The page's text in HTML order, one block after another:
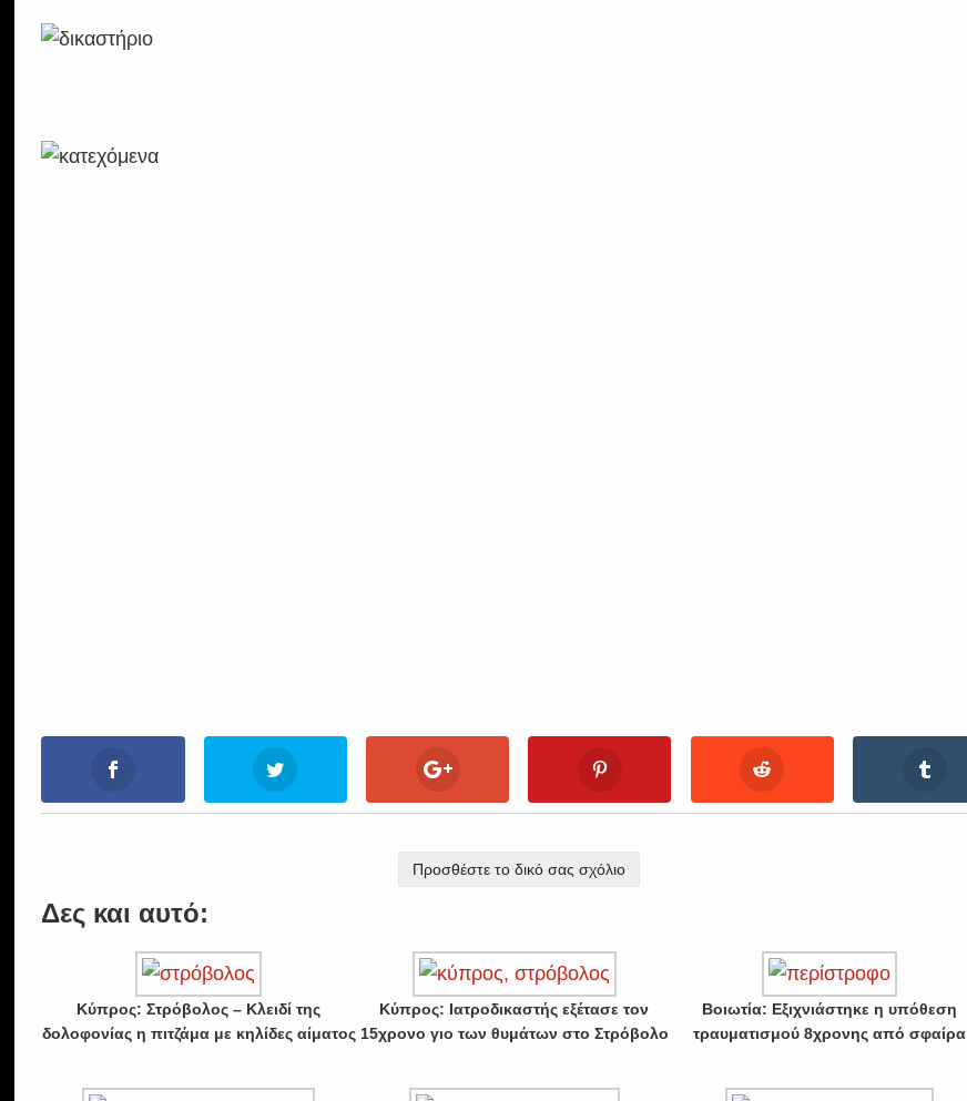
Προσθέστε το δικό σας σχόλιο
Δες και αυτό:
Κύπρος: Στρόβολος – Κλειδί της
δολοφονίας η πιτζάμα με κηλίδες αίματος
Κύπρος: Ιατροδικαστής εξέτασε τον
15χρονο γιο των θυμάτων στο Στρόβολο
Βοιωτία: Εξιχνιάστηκε η υπόθεση
τραυματισμού 8χρονης από σφαίρα